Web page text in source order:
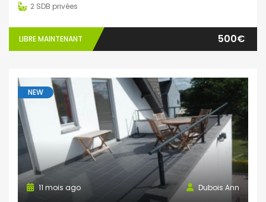
2 SDB privées
LIBRE MAINTENANT 500€
NEW
Dubois Ann
11 mois ago